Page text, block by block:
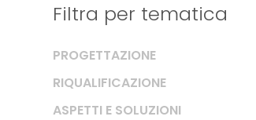
Filtra per tematica
PROGETTAZIONE
RIQUALIFICAZIONE
ASPETTI E SOLUZIONI